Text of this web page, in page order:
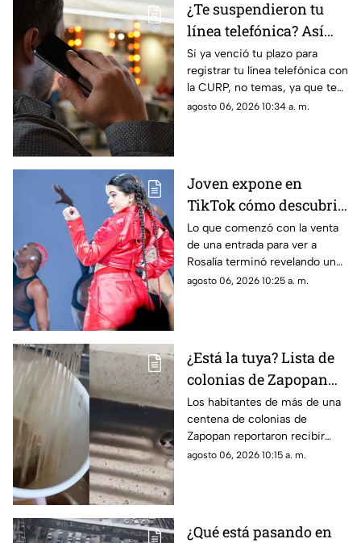
¿Te suspendieron tu
línea telefónica? Así
puedes recuperarla si
no hiciste el registro a
tiempo
Si ya venció tu plazo para
registrar tu línea telefónica con
la CURP, no temas, ya que te
decimos cómo puedes
agosto 06, 2026 10:34 a. m.
Joven expone en
TikTok cómo descubrió
una presunta
infidelidad por un
boleto de Rosalía
Lo que comenzó con la venta
de una entrada para ver a
Rosalía terminó revelando un
presunto engaño amoroso que
agosto 06, 2026 10:25 a. m.
¿Está la tuya? Lista de
colonias de Zapopan
con agua sucia que
podrían pagar menos
en su recibo
Los habitantes de más de una
centena de colonias de
Zapopan reportaron recibir
agua sucia en sus viviendas
agosto 06, 2026 10:15 a. m.
¿Qué está pasando en